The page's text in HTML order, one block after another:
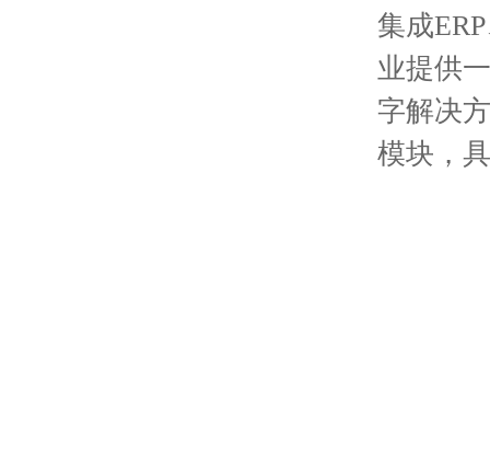
集成
业提供
字解决
模块，